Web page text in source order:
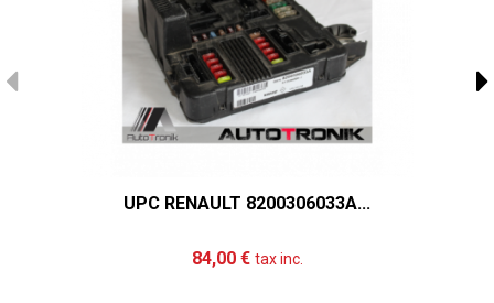
UPC RENAULT 8200306033A...
84,00 € tax inc.